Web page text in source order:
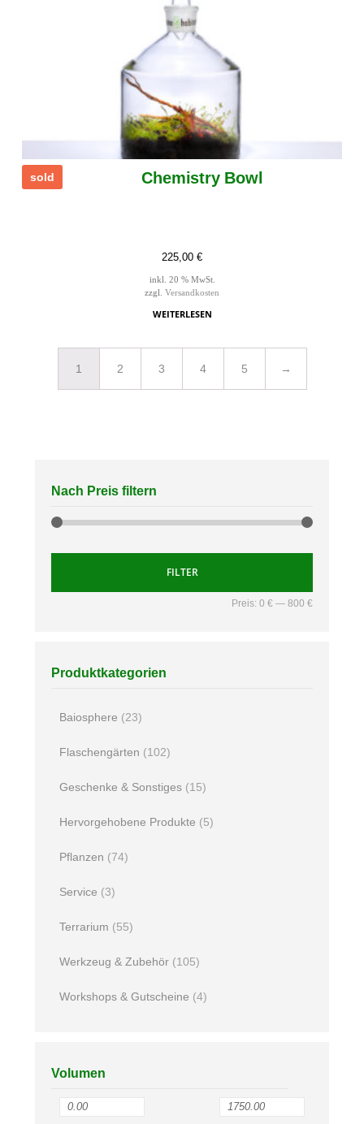
sold Chemistry Bowl
225,00 €
inkl. 20 % MwSt.
zzgl. Versandkosten
WEITERLESEN
1 2 3 4 5 →
Nach Preis filtern
FILTER
Preis:0 € —800 €
Produktkategorien
Baiosphere (23)
Flaschengärten (102)
Geschenke & Sonstiges (15)
Hervorgehobene Produkte (5)
Pflanzen (74)
Service (3)
Terrarium (55)
Werkzeug & Zubehör (105)
Workshops & Gutscheine (4)
Volumen